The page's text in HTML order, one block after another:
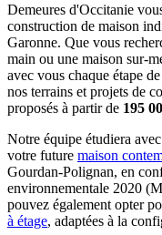
Demeures d'Occitanie
construction de maison
Garonne. Que vous
main ou une maison sur-
avec vous chaque étape
nos terrains et projets de
proposés à partir de 195
Notre équipe étudiera
votre future maison
Gourdan-Polignan, en
environnementale 2020
pouvez également opter
à étage, adaptées à la